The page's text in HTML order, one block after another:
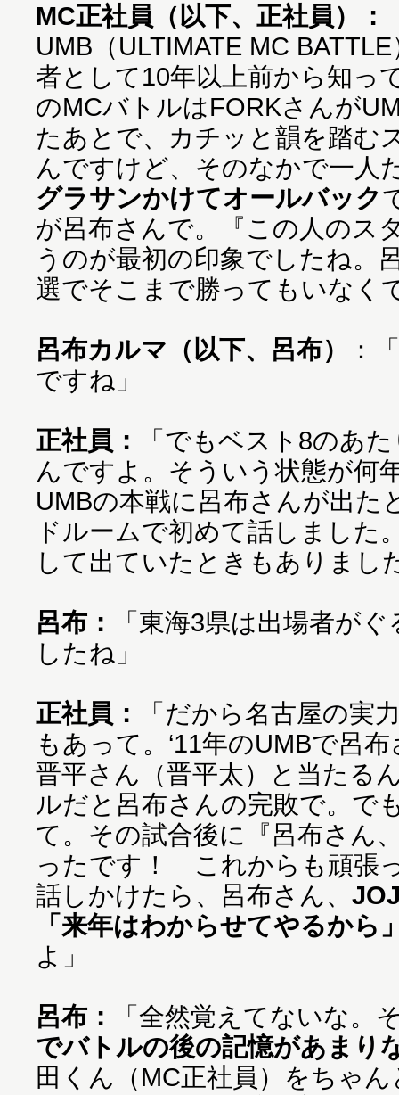
MC正社員（以下、正社員）：
UMB（ULTIMATE MC
者として10年以上前から知っ
のMCバトルはFORKさんが
たあとで、カチッと韻を踏む
んですけど、そのなかで一人
グラサンかけてオールバック
が呂布さんで。『この人のス
うのが最初の印象でしたね。
選でそこまで勝ってもいなく
呂布カルマ（以下、呂布）
：
ですね」
正社員：
「でもベスト8のあ
んですよ。そういう状態が何
UMBの本戦に呂布さんが出た
ドルームで初めて話しました
して出ていたときもありまし
呂布：
「東海3県は出場者が
したね」
正社員：
「だから名古屋の実
もあって。‘11年のUMBで呂
晋平さん（晋平太）と当たる
ルだと呂布さんの完敗で。で
て。その試合後に『呂布さん
ったです！ これからも頑張
話しかけたら、呂布さん、
「来年はわからせてやるから
よ」
呂布：
「全然覚えてないな。
でバトルの後の記憶があまり
田くん（MC正社員）をちゃ